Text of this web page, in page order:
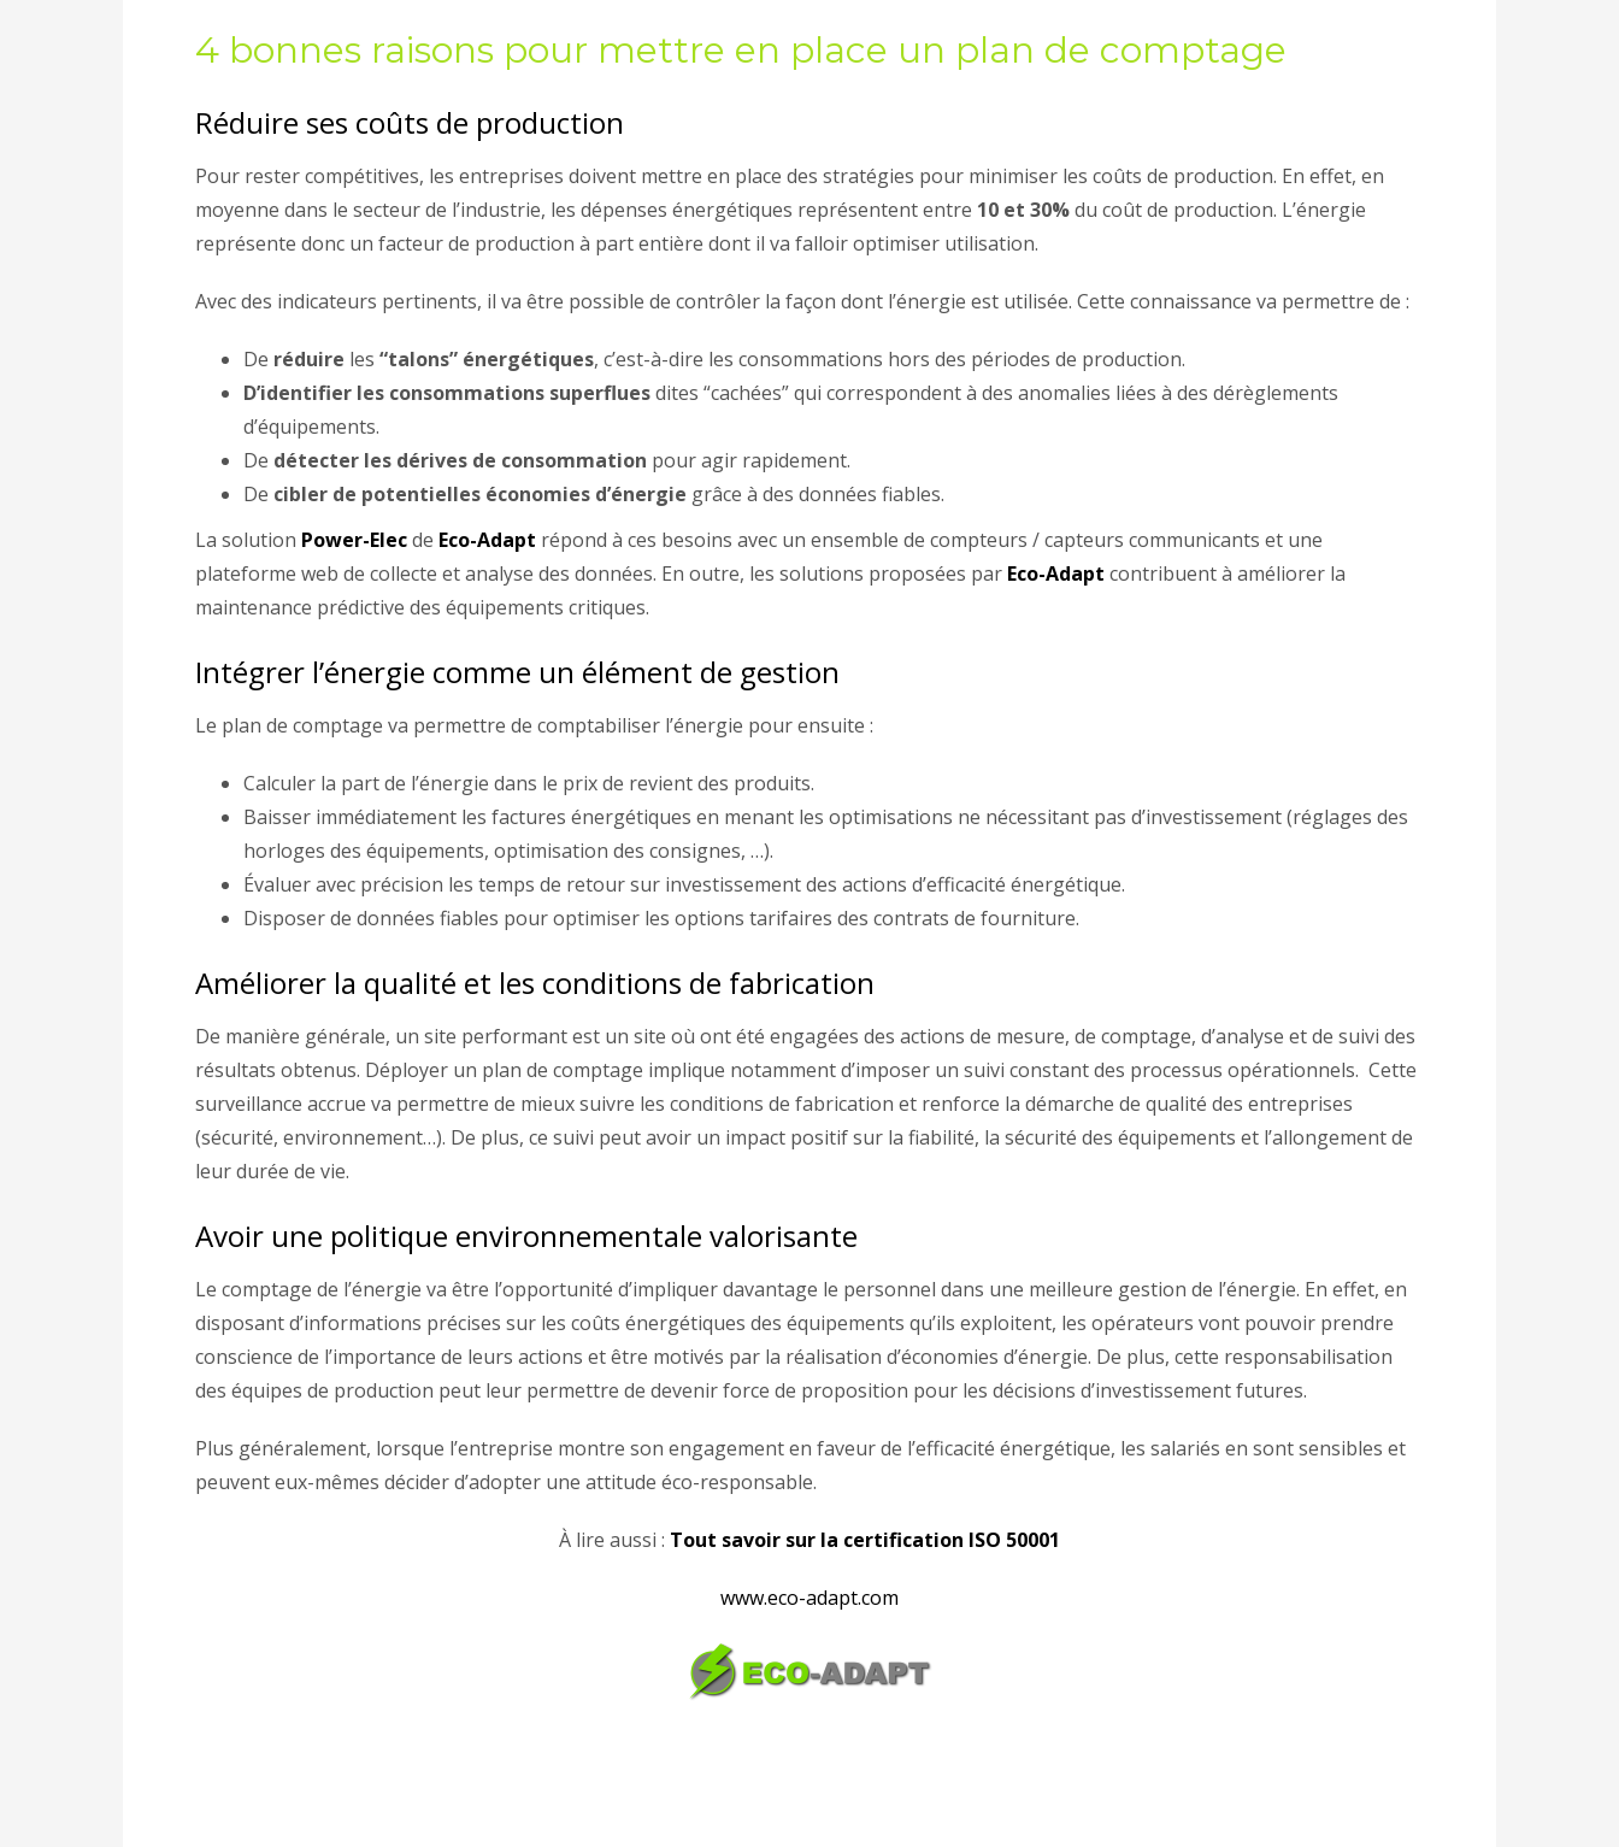
4 bonnes raisons pour mettre en place un plan de comptage
Réduire ses coûts de production
Pour rester compétitives, les entreprises doivent mettre en place des stratégies pour minimiser les coûts de production. En effet, en
moyenne dans le secteur de l’industrie, les dépenses énergétiques représentent entre 10 et 30%du coût de production. L’énergie
représente donc un facteur de production à part entière dont il va falloir optimiser utilisation.
Avec des indicateurs pertinents, il va être possible de contrôler la façon dont l’énergie est utilisée. Cette connaissance va permettre de :
De réduire les “talons” énergétiques, c’est-à-dire les consommations hors des périodes de production.
D’identifier les consommations superfluesdites “cachées” qui correspondent à des anomalies liées à des dérèglements
d’équipements.
De détecter les dérives de consommation pour agir rapidement.
De cibler de potentielles économies d’énergie grâce à des données fiables.
La solution Power-Elecde Eco-Adapt répond à ces besoins avec un ensemble de compteurs / capteurs communicants et une
plateforme web de collecte et analyse des données. En outre, les solutions proposées par Eco-Adapt contribuent à améliorer la
maintenance prédictive des équipements critiques.
Intégrer l’énergie comme un élément de gestion
Le plan de comptage va permettre de comptabiliser l’énergie pour ensuite :
Calculer la part de l’énergie dans le prix de revient des produits.
Baisser immédiatement les factures énergétiques en menant les optimisations ne nécessitant pas d’investissement (réglages des
horloges des équipements, optimisation des consignes, …).
Évaluer avec précision les temps de retour sur investissement des actions d’efficacité énergétique.
Disposer de données fiables pour optimiser les options tarifaires des contrats de fourniture.
Améliorer la qualité et les conditions de fabrication
De manière générale, un site performant est un site où ont été engagées des actions de mesure, de comptage, d’analyse et de suivi des
résultats obtenus. Déployer un plan de comptage implique notamment d’imposer un suivi constant des processus opérationnels. Cette
surveillance accrue va permettre de mieux suivre les conditions de fabrication et renforce la démarche de qualité des entreprises
(sécurité, environnement…). De plus, ce suivi peut avoir un impact positif sur la fiabilité, la sécurité des équipements et l’allongement de
leur durée de vie.
Avoir une politique environnementale valorisante
Le comptage de l’énergie va être l’opportunité d’impliquer davantage le personnel dans une meilleure gestion de l’énergie. En effet, en
disposant d’informations précises sur les coûts énergétiques des équipements qu’ils exploitent, les opérateurs vont pouvoir prendre
conscience de l’importance de leurs actions et être motivés par la réalisation d’économies d’énergie. De plus, cette responsabilisation
des équipes de production peut leur permettre de devenir force de proposition pour les décisions d’investissement futures.
Plus généralement, lorsque l’entreprise montre son engagement en faveur de l’efficacité énergétique, les salariés en sont sensibles et
peuvent eux-mêmes décider d’adopter une attitude éco-responsable.
À lire aussi : Tout savoir sur la certification ISO 50001
www.eco-adapt.com